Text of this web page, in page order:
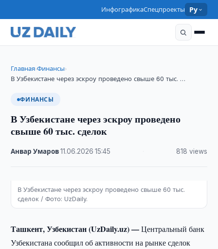
ИнфографикаСпецпроекты Ру
Главная›Финансы›
В Узбекистане через эскроу проведено свыше 60 тыс. …
ФИНАНСЫ
В Узбекистане через эскроу проведено
свыше 60 тыс. сделок
Анвар Умаров·11.06.2026 ·15:45 818 views
В Узбекистане через эскроу проведено свыше 60 тыс.
сделок / Фото: UzDaily.
Ташкент, Узбекистан (UzDaily.uz) —Центральный банк
Узбекистана сообщил об активности на рынке сделок